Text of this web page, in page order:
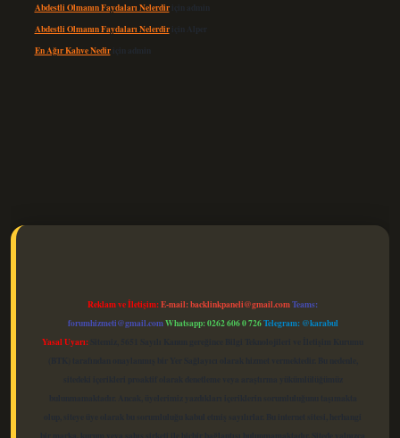
Abdestli Olmanın Faydaları Nelerdiriçin admin
Abdestli Olmanın Faydaları Nelerdiriçin Alper
En Ağır Kahve Nediriçin admin
Reklam ve İletişim:E-mail:backlinkpaneli@gmail.comTeams:
forumhizmeti@gmail.comWhatsapp: 0262 606 0 726Telegram: @karabul
Yasal Uyarı: